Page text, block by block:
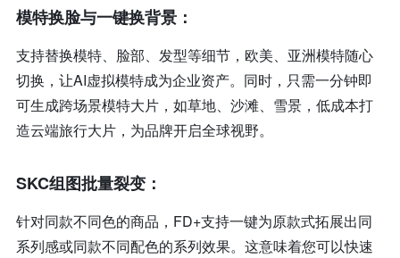
模特换脸与一键换背景：
支持替换模特、脸部、发型等细节，欧美、亚洲模特随心
切换，让AI虚拟模特成为企业资产。同时，只需一分钟即
可生成跨场景模特大片，如草地、沙滩、雪景，低成本打
造云端旅行大片，为品牌开启全球视野。
SKC组图批量裂变：
针对同款不同色的商品，FD+支持一键为原款式拓展出同
系列感或同款不同配色的系列效果。这意味着您可以快速